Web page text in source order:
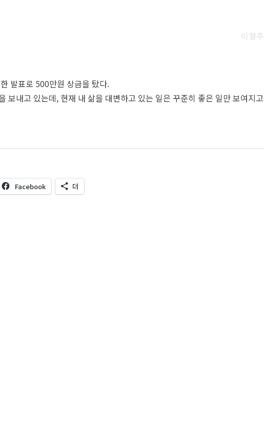
이형주
발표로 500만원 상금을 탔다.
보내고 있는데, 현재 내 삶을 대변하고 있는 일은 꾸준히 좋은 일만 보여지고
Facebook 더